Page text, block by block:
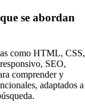
se abordan
como HTML, CSS,
SEO,
comprender y
adaptados a